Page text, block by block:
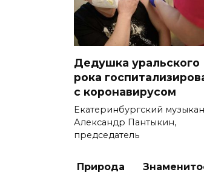
Дедушка уральского
рока
с коронавирусом
Екатеринбургский
Александр Пантыкин,
председатель
Природа